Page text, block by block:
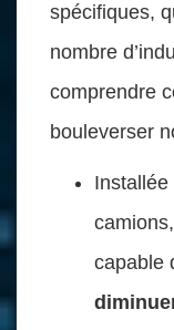
spécifiques,
nombre
comprendre
bouleverser
capable